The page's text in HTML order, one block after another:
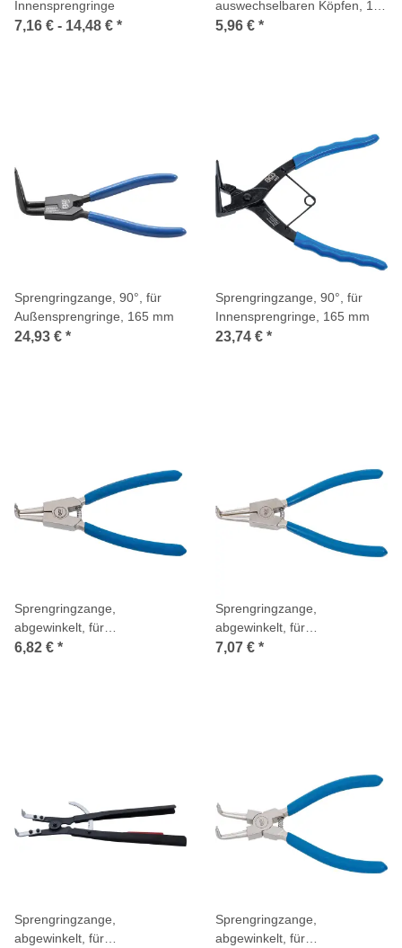
Innensprengringe
7,16 € - 14,48 € *
auswechselbaren Köpfen, 160
mm, 5-tlg.
5,96 € *
Sprengringzange, 90°, für
Außensprengringe, 165 mm
24,93 € *
Sprengringzange, 90°, für
Innensprengringe, 165 mm
23,74 € *
Sprengringzange,
abgewinkelt, für
Außensprengringe, 150 mm
6,82 € *
Sprengringzange,
abgewinkelt, für
Außensprengringe, 175 mm
7,07 € *
Sprengringzange,
abgewinkelt, für
Sprengringzange,
abgewinkelt, für